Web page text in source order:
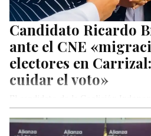
Candidato Ricardo
ante el CNE
electores en
cuidar el voto»
Carrizal, Ricardo Brice, acudió la
Consejo…